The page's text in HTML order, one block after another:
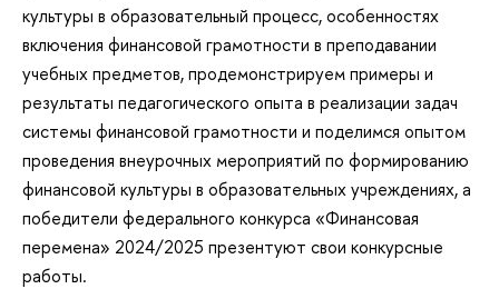
культуры в образовательный процесс, особенностях
включения финансовой грамотности в преподавании
учебных предметов, продемонстрируем примеры и
результаты педагогического опыта в реализации задач
системы финансовой грамотности и поделимся опытом
проведения внеурочных мероприятий по формированию
финансовой культуры в образовательных учреждениях, а
победители федерального конкурса «Финансовая
перемена» 2024/2025 презентуют свои конкурсные
работы.